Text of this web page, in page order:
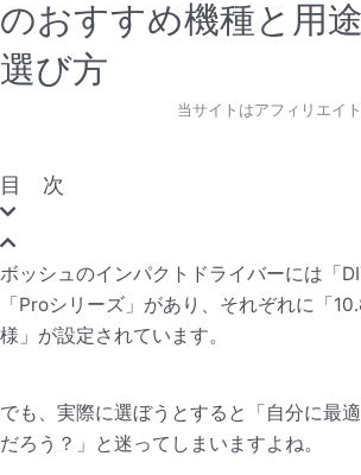
のおすすめ機種と用
選び方
当サイトはアフィリエイ
目 次
ボッシュのインパクトドライバーには「
「Proシリーズ」があり、それぞれに「
様」が設定されています。
でも、実際に選ぼうとすると「自分に最
だろう？」と迷ってしまいますよね。